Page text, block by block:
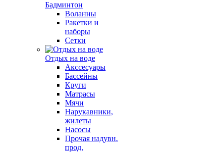
Бадминтон
Воланны
Ракетки и
наборы
Сетки
Отдых на воде
Акссесуары
Бассейны
Круги
Матрасы
Мячи
Нарукавники,
жилеты
Насосы
Прочая надувн.
прод.